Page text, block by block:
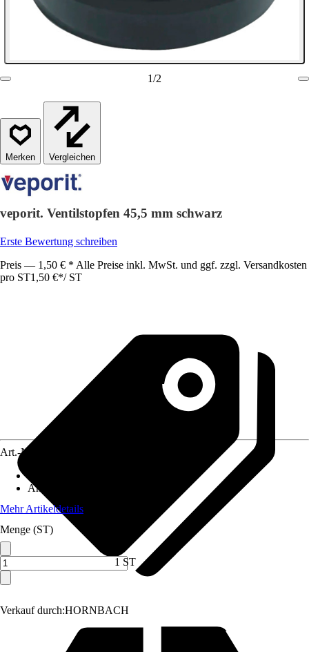
1/2
Vergleichen
veporit. Ventilstopfen 45,5 mm schwarz
Erste Bewertung schreiben
Preis — 1,50 € * Alle Preise inkl. MwSt. und ggf. zzgl. Versandkosten
pro ST1,50 €*/ ST
Verkauf durch:HORNBACH
Art.-Nr.
Anwendungsbereich
Mehr Artikeldetails
Menge (ST)
1 ST